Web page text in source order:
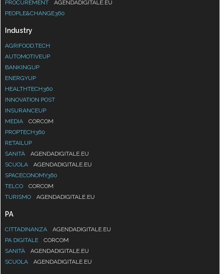
PROCUREMENT
AGENDADIGITALE.EU
PEOPLE&CHANGE360
Industry
AGRIFOOD.TECH
AUTOMOTIVEUP
BANKINGUP
ENERGYUP
HEALTHTECH360
INNOVATION POST
INSURANCEUP
MEDIA
CORCOM
PROPTECH360
RETAILUP
SANITÀ
AGENDADIGITALE.EU
SCUOLA
AGENDADIGITALE.EU
SPACECONOMY360
TELCO
CORCOM
TURISMO
AGENDADIGITALE.EU
PA
CITTADINANZA
AGENDADIGITALE.EU
PA DIGITALE
CORCOM
SANITÀ
AGENDADIGITALE.EU
SCUOLA
AGENDADIGITALE.EU